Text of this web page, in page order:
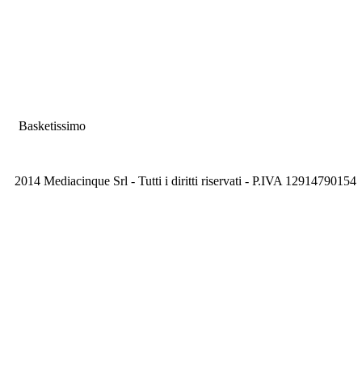
Basketissimo
2014 Mediacinque Srl - Tutti i diritti riservati - P.IVA 12914790154